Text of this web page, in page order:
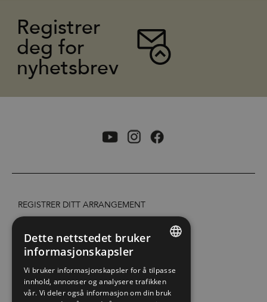
Registrer
deg for
nyhetsbrev
REGISTRER DITT ARRANGEMENT
TILGJENGELIGHETSERKLÆRING
SITE MAP
NORWEGIAN
Dette nettstedet bruker
informasjonskapsler
Vi bruker informasjonskapsler for å tilpasse
innhold, annonser og analysere trafikken
vår. Vi deler også informasjon om din bruk